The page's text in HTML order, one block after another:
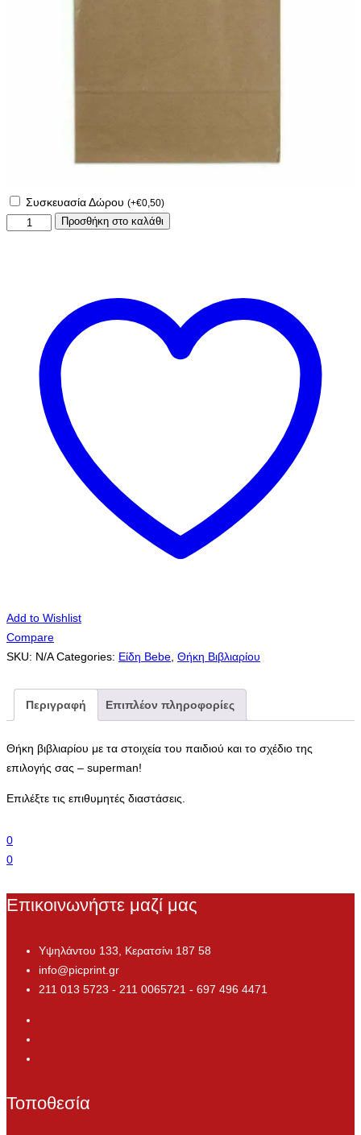
Συσκευασία Δώρου (+€0,50)
Θήκη
Προσθήκη στο καλάθι
Add to Wishlist
Compare
SKU: N/A Categories: Είδη Bebe Θήκη Βιβλιαρίου
Περιγραφή Επιπλέον πληροφορίες
Θήκη βιβλιαρίου με τα στοιχεία του παιδιού και το σχέδιο της
επιλογής σας – superman!
Επιλέξτε τις επιθυμητές διαστάσεις.
0
0
Επικοινωνήστε μαζί μας
Υψηλάντου 133, Κερατσίνι 187 58
info@picprint.gr
211 013 5723 - 211 0065721 - 697 496 4471
Τοποθεσία